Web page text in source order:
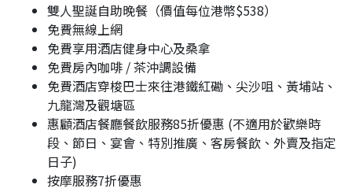
雙人聖誕自助晚餐（價值每位港幣$538）
免費無線上網
免費享用酒店健身中心及桑拿
免費房內咖啡 / 茶沖調設備
免費酒店穿梭巴士來往港鐵紅磡、尖沙咀、黃埔站、
九龍灣及觀塘區
惠顧酒店餐廳餐飲服務85折優惠 (不適用於歡樂時
段、節日、宴會、特別推廣、客房餐飲、外賣及指定
日子)
按摩服務7折優惠